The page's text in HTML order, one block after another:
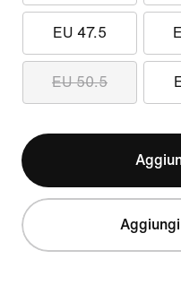
EU 47.5
EU 50.5